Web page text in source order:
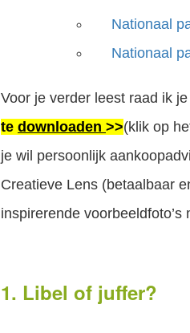
Nationaal
Nationaal
Voor je verder leest raad ik
te downloaden >>(klik op
je wil persoonlijk
Creatieve Lens (betaalbaar
inspirerende voorbeeldfoto’s
1. Libel of juffer?